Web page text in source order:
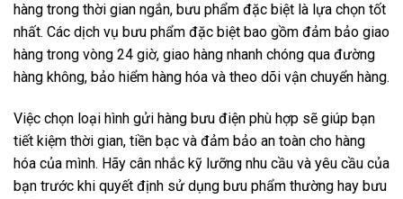
hàng trong thời gian ngắn, bưu phẩm đặc biệt là lựa chọn tốt
nhất. Các dịch vụ bưu phẩm đặc biệt bao gồm đảm bảo giao
hàng trong vòng 24 giờ, giao hàng nhanh chóng qua đường
hàng không, bảo hiểm hàng hóa và theo dõi vận chuyển hàng.
Việc chọn loại hình gửi hàng bưu điện phù hợp sẽ giúp bạn
tiết kiệm thời gian, tiền bạc và đảm bảo an toàn cho hàng
hóa của mình. Hãy cân nhắc kỹ lưỡng nhu cầu và yêu cầu của
bạn trước khi quyết định sử dụng bưu phẩm thường hay bưu